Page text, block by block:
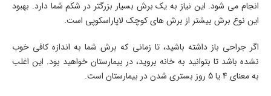
انجام می شود. این نیاز به یک برش بسیار بزرگتر در شکم شما دارد. بهبود
این نوع برش بیشتر از برش های کوچک لاپاراسکوپی است.
اگر جراحی باز داشته باشید، تا زمانی که برش شما به اندازه کافی خوب
نشده باشد تا بتوانید به خانه بروید، در بیمارستان خواهید بود. این اغلب
به معنای 4 یا 5 روز بستری شدن در بیمارستان است.